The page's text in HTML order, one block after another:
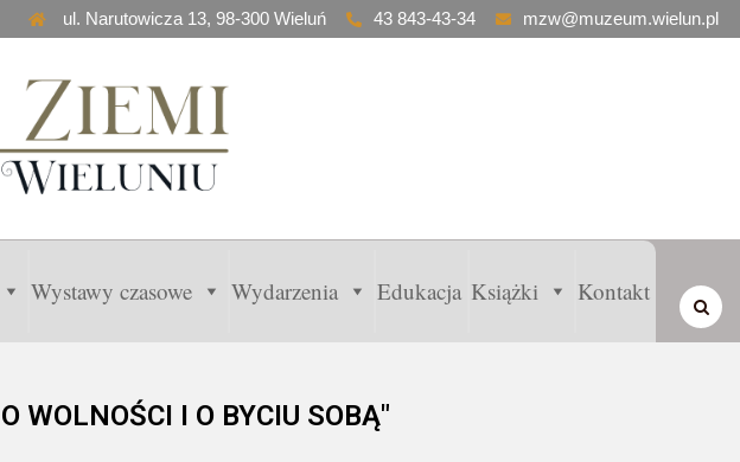
ul. Narutowicza 13, 98-300 Wieluń 43 843-43-34 mzw@muzeum.wielun.pl
Wystawy czasowe Wydarzenia Edukacja Książki Kontakt
WOLNOŚCI I O BYCIU SOBĄ"